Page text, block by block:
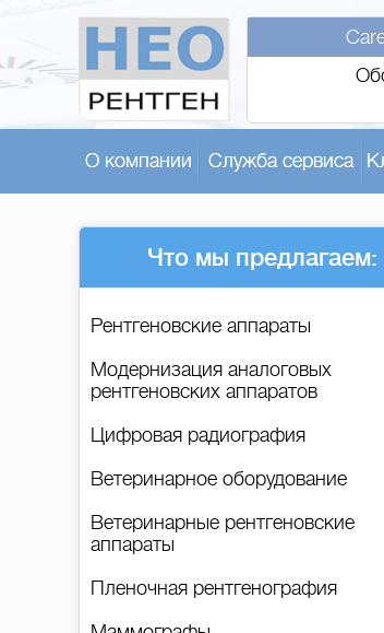
О компании Служба сервиса
Что мы предлагаем:
Рентгеновские аппараты
Модернизация аналоговых
рентгеновских аппаратов
Цифровая радиография
Ветеринарное оборудование
Ветеринарные рентгеновские
аппараты
Пленочная рентгенография